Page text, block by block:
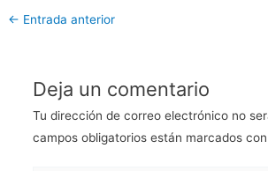
← Entrada anterior
Deja un comentario
Tu dirección de correo electrónico no
campos obligatorios están marcados con